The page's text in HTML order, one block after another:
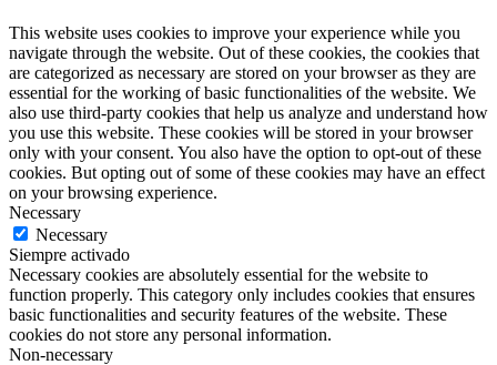
This website uses cookies to improve your experience while you
navigate through the website. Out of these cookies, the cookies that
are categorized as necessary are stored on your browser as they are
essential for the working of basic functionalities of the website. We
also use third-party cookies that help us analyze and understand how
you use this website. These cookies will be stored in your browser
only with your consent. You also have the option to opt-out of these
cookies. But opting out of some of these cookies may have an effect
on your browsing experience.
Necessary
Necessary
Siempre activado
Necessary cookies are absolutely essential for the website to
function properly. This category only includes cookies that ensures
basic functionalities and security features of the website. These
cookies do not store any personal information.
Non-necessary